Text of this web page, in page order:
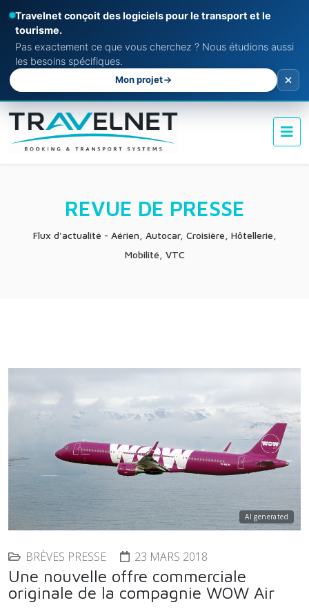
Travelnet conçoit des logiciels pour le transport et le
tourisme.
Pas exactement ce que vous cherchez ? Nous étudions aussi
les besoins spécifiques.
Mon projet
REVUE DE PRESSE
Flux d'actualité - Aérien, Autocar, Croisière, Hôtellerie,
Mobilité, VTC
AI generated
BRÈVES PRESSE 23 MARS 2018
Une nouvelle offre commerciale
originale de la compagnie WOW Air